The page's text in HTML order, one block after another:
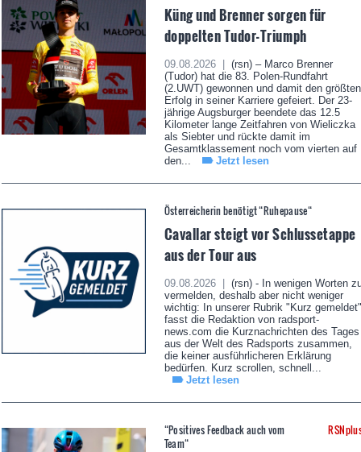
Küng und Brenner sorgen für
doppelten Tudor-Triumph
09.08.2026 |
(rsn) – Marco Brenner
(Tudor) hat die 83. Polen-Rundfahrt
(2.UWT) gewonnen und damit den größten
Erfolg in seiner Karriere gefeiert. Der 23-
jährige Augsburger beendete das 12.5
Kilometer lange Zeitfahren von Wieliczka
als Siebter und rückte damit im
Gesamtklassement noch vom vierten auf
den...
Jetzt lesen
Österreicherin benötigt “Ruhepause“
Cavallar steigt vor Schlussetappe
aus der Tour aus
09.08.2026 |
(rsn) - In wenigen Worten
vermelden, deshalb aber nicht weniger
wichtig: In unserer Rubrik "Kurz gemeldet"
fasst die Redaktion von radsport-
news.com die Kurznachrichten des Tages
aus der Welt des Radsports zusammen,
die keiner ausführlicheren Erklärung
bedürfen. Kurz scrollen, schnell...
Jetzt lesen
“Positives Feedback auch vom
Team“